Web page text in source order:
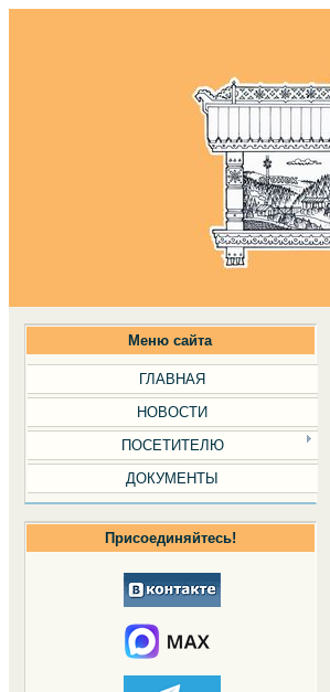
Меню сайта
ГЛАВНАЯ
НОВОСТИ
ПОСЕТИТЕЛЮ
ДОКУМЕНТЫ
Присоединяйтесь!